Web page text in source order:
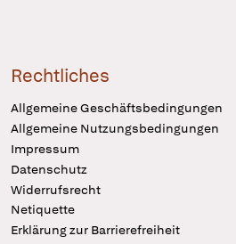
Rechtliches
Allgemeine Geschäftsbedingungen
Allgemeine Nutzungsbedingungen
Impressum
Datenschutz
Widerrufsrecht
Netiquette
Erklärung zur Barrierefreiheit